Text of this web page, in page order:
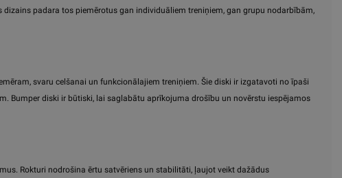
padara tos piemērotus gan individuāliem treniņiem, gan grupu nodarbībām,
svaru celšanai un funkcionālajiem treniņiem. Šie diski ir izgatavoti no īpaši
Bumper diski ir būtiski, lai saglabātu aprīkojuma drošību un novērstu iespējamos
Rokturi nodrošina ērtu satvēriens un stabilitāti, ļaujot veikt dažādus